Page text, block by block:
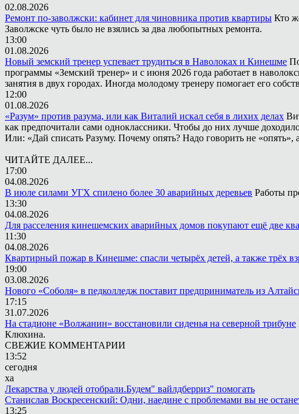
02.08.2026
Ремонт по-заволжски: кабинет для чиновника против квартиры Кто
Заволжске чуть было не взялись за два любопытных ремонта.
13:00
01.08.2026
Новый земский тренер успевает трудиться в Наволоках и Кинешме
программы «Земский тренер» и с июня 2026 года работает в
занятия в двух городах. Иногда молодому тренеру помогает его
12:00
01.08.2026
«Разум» против разума, или как Виталий искал себя в лихих делах
как предпочитали сами одноклассники. Чтобы до них лучше
Или: «Дай списать Разуму. Почему опять? Надо говорить не «опять»,
ЧИТАЙТЕ ДАЛЕЕ...
17:00
04.08.2026
В июле силами УГХ спилено более 30 аварийных деревьев Работы
13:30
04.08.2026
Для расселения кинешемских аварийных домов покупают ещё две
11:30
04.08.2026
Квартирный пожар в Кинешме: спасли четырёх детей, а также трёх
19:00
03.08.2026
Нового «Соболя» в педколледж поставит предприниматель из
17:15
31.07.2026
На стадионе «Волжанин» восстановили сиденья на северной трибуне
Клюхина.
СВЕЖИЕ КОММЕНТАРИИ
13:52
сегодня
ха
Лекарства у людей отобрали.Будем" вайлдберриз" помогать
Станислав Воскресенский: Одни, наедине с проблемами вы не
13:25